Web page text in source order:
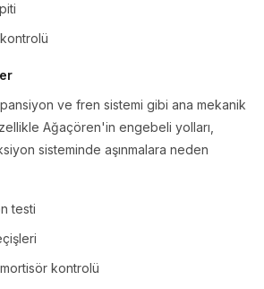
ve fren sistemi gibi ana mekanik
Ağaçören'in engebeli yolları,
sisteminde aşınmalara neden
testi
kontrolü